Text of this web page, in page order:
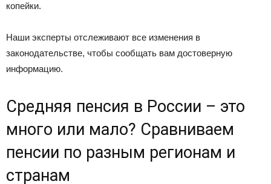
копейки.
Наши эксперты отслеживают все изменения в
законодательстве, чтобы сообщать вам достоверную
информацию.
Средняя пенсия в России – это
много или мало? Сравниваем
пенсии по разным регионам и
странам